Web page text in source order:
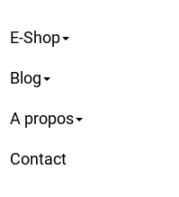
E-Shop
Blog
A propos
Contact